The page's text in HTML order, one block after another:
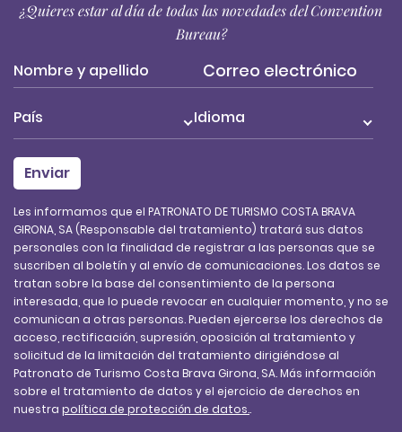
¿Quieres estar al día de todas las novedades del Convention
Bureau?
País Idioma
Les informamos que el PATRONATO DE TURISMO COSTA BRAVA
GIRONA, SA (Responsable del tratamiento) tratará sus datos
personales con la finalidad de registrar a las personas que se
suscriben al boletín y al envío de comunicaciones. Los datos se
tratan sobre la base del consentimiento de la persona
interesada, que lo puede revocar en cualquier momento, y no se
comunican a otras personas. Pueden ejercerse los derechos de
acceso, rectificación, supresión, oposición al tratamiento y
solicitud de la limitación del tratamiento dirigiéndose al
Patronato de Turismo Costa Brava Girona, SA. Más información
sobre el tratamiento de datos y el ejercicio de derechos en
nuestra política de protección de datos..